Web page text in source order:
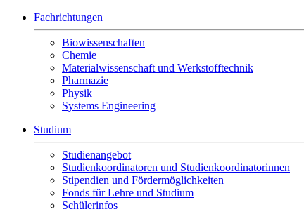
Fachrichtungen
Biowissenschaften
Chemie
Materialwissenschaft und Werkstofftechnik
Pharmazie
Physik
Systems Engineering
Studium
Studienangebot
Studienkoordinatoren und Studienkoordinatorinnen
Stipendien und Fördermöglichkeiten
Fonds für Lehre und Studium
Schülerinfos